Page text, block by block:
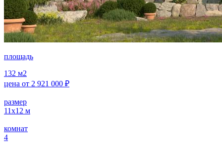
площадь
132 м2
цена от 2 921 000 ₽
размер
11x12 м
комнат
4